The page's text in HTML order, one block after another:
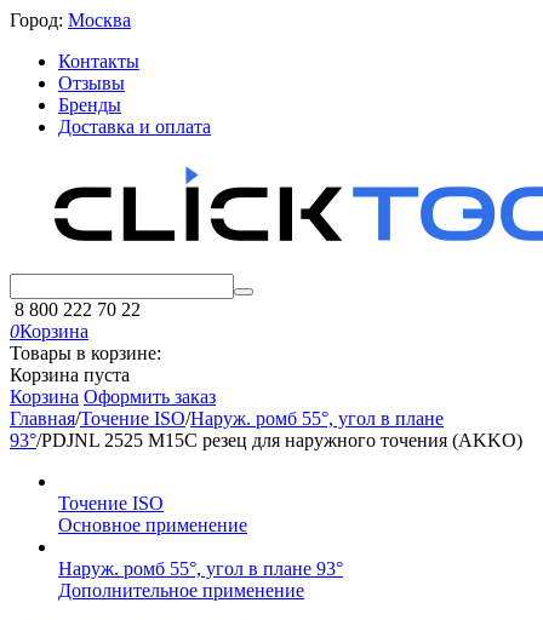
Город: Москва
Контакты
Отзывы
Бренды
Доставка и оплата
8 800 222 70 22
0Корзина
Товары в корзине:
Корзина пуста
Корзина Оформить заказ
Главная/Точение ISO/Наруж. ромб 55°, угол в плане
93°/PDJNL 2525 M15C резец для наружного точения (AKKO)
Точение ISO
Основное применение
Наруж. ромб 55°, угол в плане 93°
Дополнительное применение